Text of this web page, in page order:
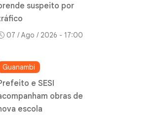
suspeito por
07 / Ago / 2026 - 17:00
Guanambi
e SESI
obras de
escola